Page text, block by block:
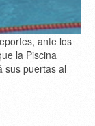
ante los
la Piscina
sus puertas al